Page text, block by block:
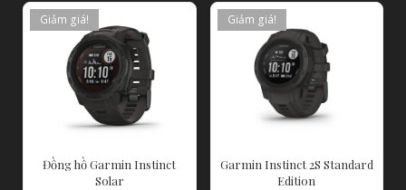
Giảm giá!
Đồng hồ Garmin Instinct
Solar
Giảm giá!
Garmin Instinct 2S Standard
Edition